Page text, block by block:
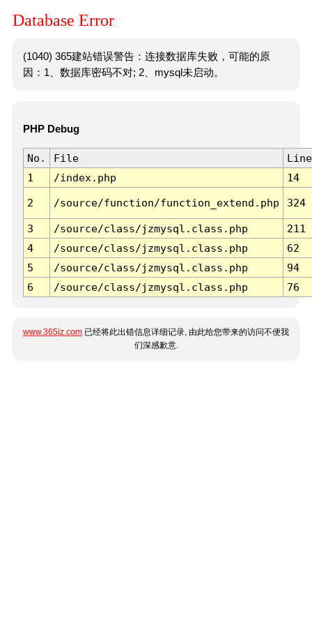
Database Error
(1040) 365建站错误警告：连接数据库失败，可能的原
因：1、数据库密码不对; 2、mysql未启动。
PHP Debug
No. File
Line
1
/index.php 14
2 /source/function/function_extend.php 324
3 /source/class/jzmysql.class.php
211
4
/source/class/jzmysql.class.php
62
5
/source/class/jzmysql.class.php
94
6
/source/class/jzmysql.class.php 76
www.365jz.com 已经将此出错信息详细记录, 由此给您带来的访问不便我
们深感歉意.